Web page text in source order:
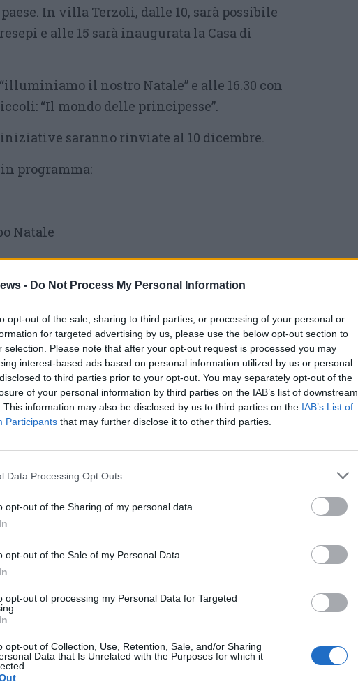
- Do Not Process My Personal Information
opt-out of the sale, sharing to third parties, or processing of your personal or
for targeted advertising by us, please use the below opt-out section to
selection. Please note that after your opt-out request is processed you may
interest-based ads based on personal information utilized by us or personal
to third parties prior to your opt-out. You may separately opt-out of the
of your personal information by third parties on the IAB’s list of downstream
This information may also be disclosed by us to third parties on the IAB’s List of
Participants that may further disclose it to other third parties.
Data Processing Opt Outs
opt-out of the Sharing of my personal data.
opt-out of the Sale of my Personal Data.
opt-out of processing my Personal Data for Targeted
opt-out of Collection, Use, Retention, Sale, and/or Sharing
Data that Is Unrelated with the Purposes for which it
In villa Terzoli, dalle 10, sarà possibile
e alle 15 sarà inaugurata la Casa di
il nostro Natale” e alle 16.30 con
“Il mondo delle principesse”.
saranno rinviate al 10 dicembre.
programma:
Natale
intorno all’albero”
su prenotazione
70 anni in poi
Giuseppina 339.8547436
Natale
Natale
e “Brindisi di